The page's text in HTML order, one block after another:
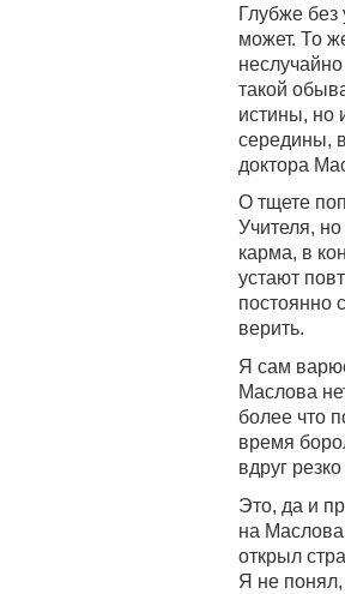
Глубже без
может. То
такой
истины, но
середины,
доктора
О тщете
Учителя,
карма, в
устают
постоянно
верить.
Я сам
Маслова
более что
время
вдруг
Это, да и
на
открыл
Я не